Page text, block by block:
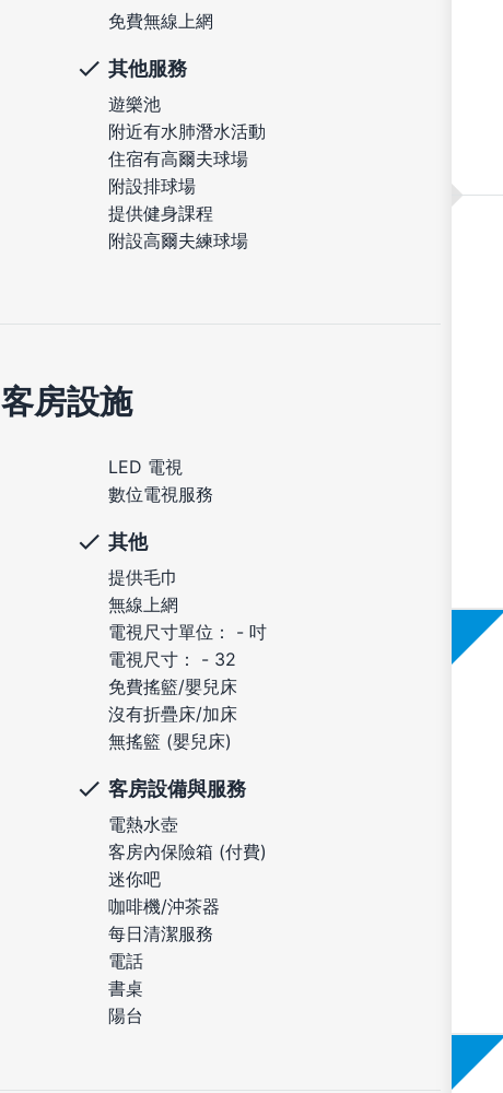
免費無線上網
其他服務
遊樂池
附近有水肺潛水活動
住宿有高爾夫球場
附設排球場
提供健身課程
附設高爾夫練球場
客房設施
LED 電視
數位電視服務
其他
提供毛巾
無線上網
電視尺寸單位： - 吋
電視尺寸： - 32
免費搖籃/嬰兒床
沒有折疊床/加床
無搖籃 (嬰兒床)
客房設備與服務
電熱水壺
客房內保險箱 (付費)
迷你吧
咖啡機/沖茶器
每日清潔服務
電話
書桌
陽台